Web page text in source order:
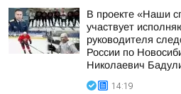
В проекте «Наши
участвует
руководителя
России по
Николаевич
14:19